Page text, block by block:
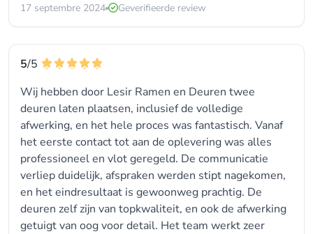
17 septembre 2024 Geverifieerde review
5/5
Wij hebben door Lesir Ramen en Deuren twee
deuren laten plaatsen, inclusief de volledige
afwerking, en het hele proces was fantastisch. Vanaf
het eerste contact tot aan de oplevering was alles
professioneel en vlot geregeld. De communicatie
verliep duidelijk, afspraken werden stipt nagekomen,
en het eindresultaat is gewoonweg prachtig. De
deuren zelf zijn van topkwaliteit, en ook de afwerking
getuigt van oog voor detail. Het team werkt zeer